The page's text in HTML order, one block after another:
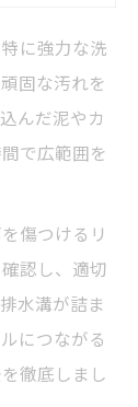
に強力な洗
固な汚れを
んだ泥やカ
で広範囲を
傷つけるリ
認し、適切
水溝が詰ま
につながる
徹底しまし